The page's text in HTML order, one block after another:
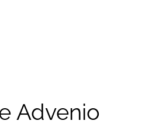
Advenio